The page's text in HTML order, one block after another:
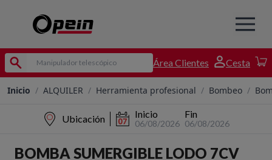
Área Clientes Cesta
Inicio / ALQUILER / Herramienta profesional / Bombeo /
Ubicación Inicio
06/08/2026
Fin
06/08/2026
BOMBA SUMERGIBLE LODO 7CV